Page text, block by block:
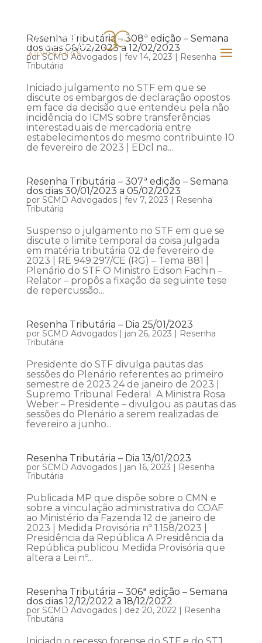
Resenha Tributária – 308ª edição – Semana
dos dias 06/02/2023 a 12/02/2023
porSCMD Advogados| fev 14, 2023 | Resenha
Tributária
Iniciado julgamento no STF em que se
discute os embargos de declaração opostos
em face da decisão que entendeu pela não
incidência do ICMS sobre transferências
interestaduais de mercadoria entre
estabelecimentos do mesmo contribuinte 10
de fevereiro de 2023 | EDcl na...
Resenha Tributária – 307ª edição – Semana
dos dias 30/01/2023 a 05/02/2023
por SCMD Advogados| fev 7, 2023 | Resenha
Tributária
Suspenso o julgamento no STF em que se
discute o limite temporal da coisa julgada
em matéria tributária 02 de fevereiro de
2023 | RE 949.297/CE (RG) – Tema 881 |
Plenário do STF O Ministro Edson Fachin –
Relator – propôs a fixação da seguinte tese
de repercussão...
Resenha Tributária – Dia 25/01/2023
por SCMD Advogados| jan 26, 2023 | Resenha
Tributária
Presidente do STF divulga pautas das
sessões do Plenário referentes ao primeiro
semestre de 2023 24 de janeiro de 2023 |
Supremo Tribunal Federal A Ministra Rosa
Weber – Presidente – divulgou as pautas das
sessões do Plenário a serem realizadas de
fevereiro a junho...
Resenha Tributária – Dia 13/01/2023
por SCMD Advogados| jan 16, 2023 | Resenha
Tributária
Publicada MP que dispõe sobre o CMN e
sobre a vinculação administrativa do COAF
ao Ministério da Fazenda 12 de janeiro de
2023 | Medida Provisória nº 1.158/2023 |
Presidência da República A Presidência da
República publicou Medida Provisória que
altera a Lei nº...
Resenha Tributária – 306ª edição – Semana
dos dias 12/12/2022 a 18/12/2022
por SCMD Advogados| dez 20, 2022| Resenha
Tributária